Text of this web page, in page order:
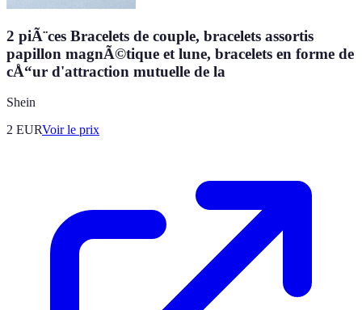
2 piÃ¨ces Bracelets de couple, bracelets assortis
papillon magnÃ©tique et lune, bracelets en forme de
cÅ“ur d'attraction mutuelle de la
Shein
2 EURVoir le prix